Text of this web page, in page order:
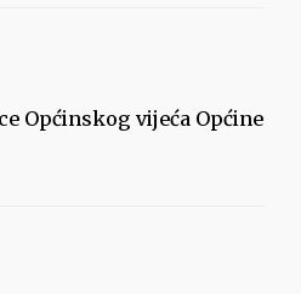
Općinskog vijeća Općine